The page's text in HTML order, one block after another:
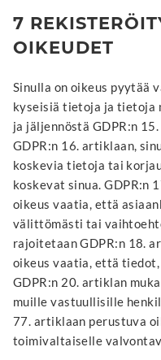
7
OIKEUDET
Sinulla on oikeus pyytää
kyseisiä tietoja ja tietoja
ja jäljennöstä GDPR:n
GDPR:n 16. artiklaan,
koskevia tietoja tai
koskevat sinua. GDPR:n
oikeus vaatia, että
välittömästi tai
rajoitetaan GDPR:n 18.
oikeus vaatia, että
GDPR:n 20. artiklan
muille vastuullisille
77. artiklaan perustuva
toimivaltaiselle